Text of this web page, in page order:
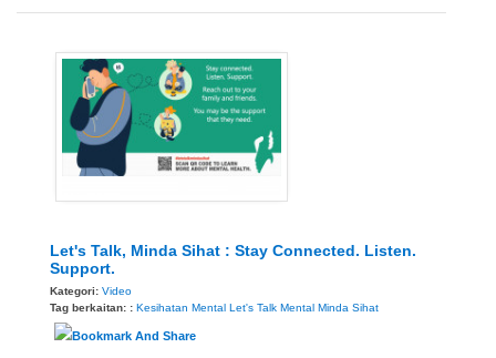
Let's Talk, Minda Sihat : Stay Connected. Listen.
Support.
Kategori: Video
Tag berkaitan: : Kesihatan Mental Let's Talk Mental Minda Sihat